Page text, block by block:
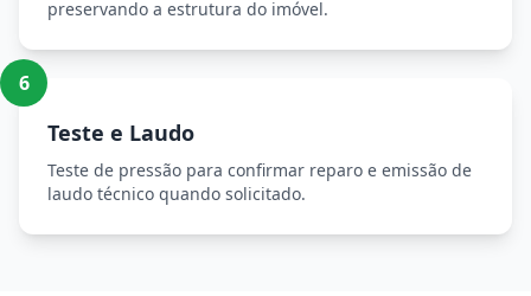
preservando a estrutura do imóvel.
6
Teste e Laudo
Teste de pressão para confirmar reparo e emissão de
laudo técnico quando solicitado.